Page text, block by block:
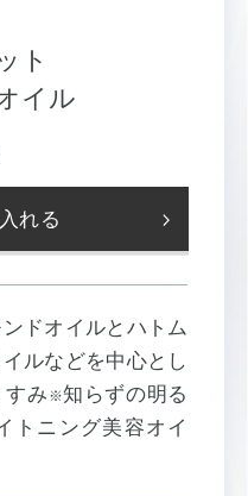
ト
イル
れる
ドオイルとハトム
ルなどを中心とし
すみ ※知らずの明る
トニング美容オイ